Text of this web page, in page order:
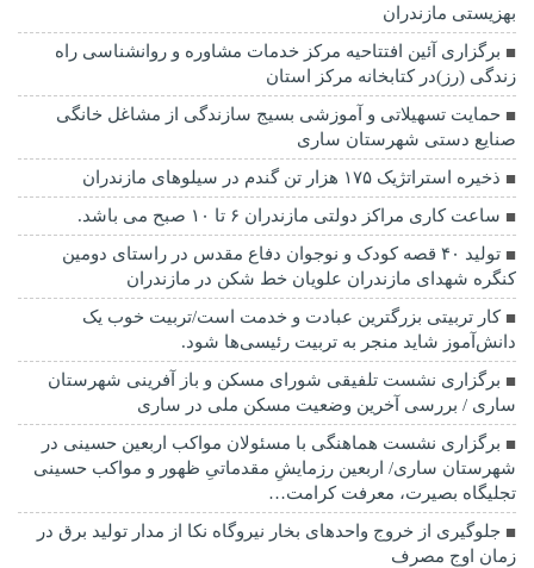
بهزیستی مازندران
برگزاری آئین افتتاحیه مرکز خدمات مشاوره و روانشناسی راه
زندگی (رز)در کتابخانه مرکز استان
حمایت تسهیلاتی و آموزشی بسیج سازندگی از مشاغل خانگی
صنایع دستی شهرستان ساری
ذخیره استراتژیک ۱۷۵ هزار تن گندم در سیلوهای مازندران
ساعت کاری مراکز دولتی مازندران ۶ تا ۱۰ صبح می باشد.
تولید ۴۰ قصه کودک و نوجوان دفاع مقدس در راستای دومین
کنگره شهدای مازندران علویان خط شکن در مازندران
کار تربیتی بزرگترین عبادت و خدمت است/تربیت خوب یک
دانش‌آموز شاید منجر به تربیت رئیسی‌ها شود.
برگزاری ‌نشست تلفیقی شورای مسکن و باز آفرینی شهرستان
ساری / بررسی آخرین وضعیت مسکن ملی در ساری
برگزاری نشست هماهنگی با مسئولان مواکب اربعین حسینی در
شهرستان ساری/ اربعین رزمایشِ مقدماتیِ ظهور و مواکب حسینی
تجلیگاه بصیرت، معرفت کرامت…
جلوگیری از خروج واحدهای بخار نیروگاه نکا از مدار تولید برق در
زمان اوج مصرف